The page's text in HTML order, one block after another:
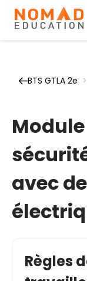
BTS GTLA 2e >
avec
Règles